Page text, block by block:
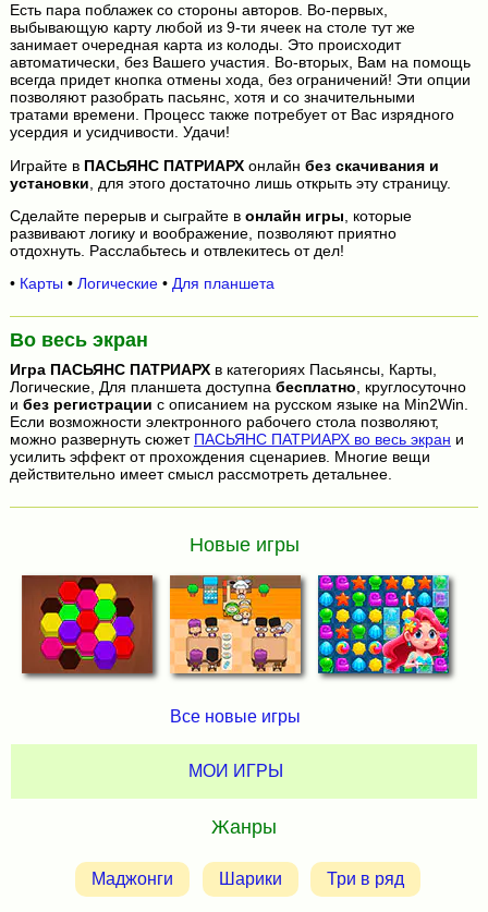
Есть пара поблажек со стороны авторов. Во-первых,
выбывающую карту любой из 9-ти ячеек на столе тут же
занимает очередная карта из колоды. Это происходит
автоматически, без Вашего участия. Во-вторых, Вам на помощь
всегда придет кнопка отмены хода, без ограничений! Эти опции
позволяют разобрать пасьянс, хотя и со значительными
тратами времени. Процесс также потребует от Вас изрядного
усердия и усидчивости. Удачи!
Играйте в ПАСЬЯНС ПАТРИАРХонлайн без скачивания и
установки , для этого достаточно лишь открыть эту страницу.
Сделайте перерыв и сыграйте в онлайн игры , которые
развивают логику и воображение, позволяют приятно
отдохнуть. Расслабьтесь и отвлекитесь от дел!
• Карты • Логические• Для планшета
Во весь экран
Игра ПАСЬЯНС ПАТРИАРХв категориях Пасьянсы, Карты,
Логические, Для планшета доступна бесплатно, круглосуточно
и без регистрации с описанием на русском языке на Min2Win.
Если возможности электронного рабочего стола позволяют,
можно развернуть сюжет ПАСЬЯНС ПАТРИАРХ во весь экран и
усилить эффект от прохождения сценариев. Многие вещи
действительно имеет смысл рассмотреть детальнее.
Новые игры
Все новые игры
МОИ ИГРЫ
Жанры
Маджонги Шарики Три в ряд